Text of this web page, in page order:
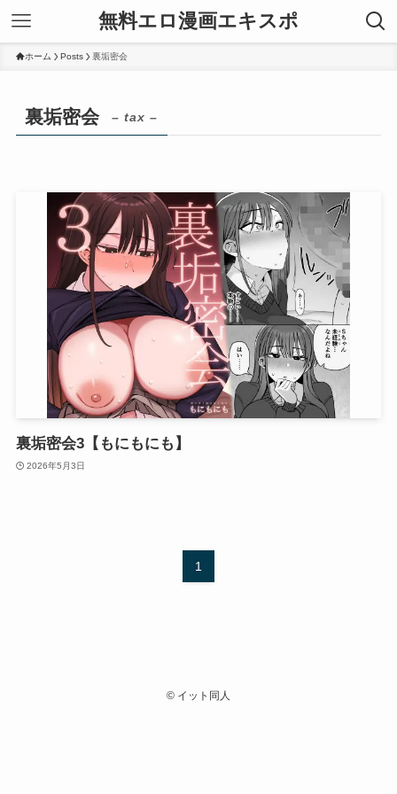
無料エロ漫画エキスポ
ホーム Posts 裏垢密会
裏垢密会 – tax –
裏垢密会3【もにもにも】
2026年5月3日
1
© イット同人